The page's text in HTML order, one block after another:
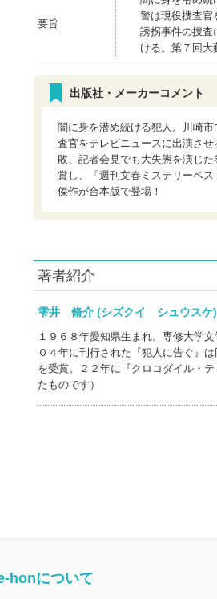
要旨
警は現役捜査官
誘拐事件の捜査
ける。第７回大
出版社・メーカーコメント
闇に身を潜め続ける犯人。川崎
査官をテレビニュースに出演さ
敗、記者会見でも大失態を演じ
賞し、「週刊文春ミステリーベ
傑作が合本版で登場！
著者紹介
雫井 脩介 (シズクイ シュウス
１９６８年愛知県生まれ。専修大学
０４年に刊行された『犯人に告ぐ』
を受賞。２２年に『クロコダイル・
たものです）
honについて